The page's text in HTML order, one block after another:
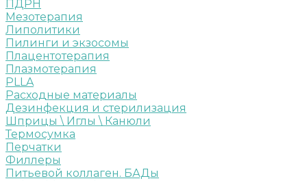
ПДРН
Мезотерапия
Липолитики
Пилинги и экзосомы
Плацентотерапия
Плазмотерапия
PLLA
Расходные материалы
Дезинфекция и стерилизация
Шприцы \ Иглы \ Канюли
Термосумка
Перчатки
Филлеры
Питьевой коллаген. БАДы